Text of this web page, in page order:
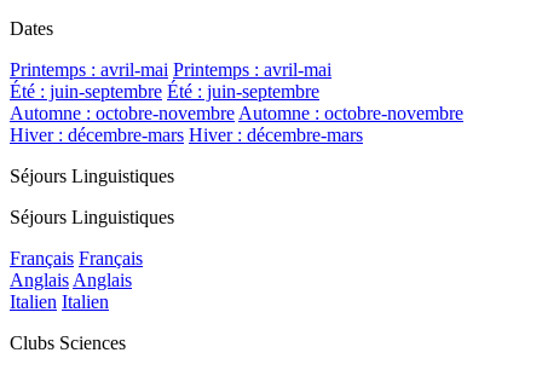
Dates
Printemps : avril-mai Printemps : avril-mai
Été : juin-septembre Été : juin-septembre
Automne : octobre-novembreAutomne : octobre-novembre
Hiver : décembre-mars Hiver : décembre-mars
Séjours Linguistiques
Séjours Linguistiques
Français Français
AnglaisAnglais
Italien Italien
Clubs Sciences